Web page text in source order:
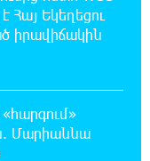
է մինչև
քրեական
Հայ Եկեղեցու
իրավիճակին
Մարիաննա